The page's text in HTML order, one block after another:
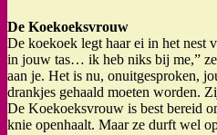
De Koekoeksvrouw
De koekoek legt haar ei in het nest
in jouw tas… ik heb niks bij me,”
aan je. Het is nu, onuitgesproken,
drankjes gehaald moeten worden.
De Koekoeksvrouw is best bereid
knie openhaalt. Maar ze durft wel